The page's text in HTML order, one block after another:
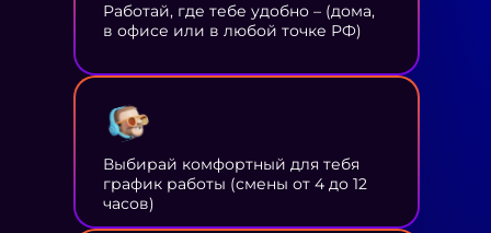
Работай, где тебе удобно – (дома,
в офисе или в любой точке РФ)
Выбирай комфортный для тебя
график работы (смены от 4 до 12
часов)